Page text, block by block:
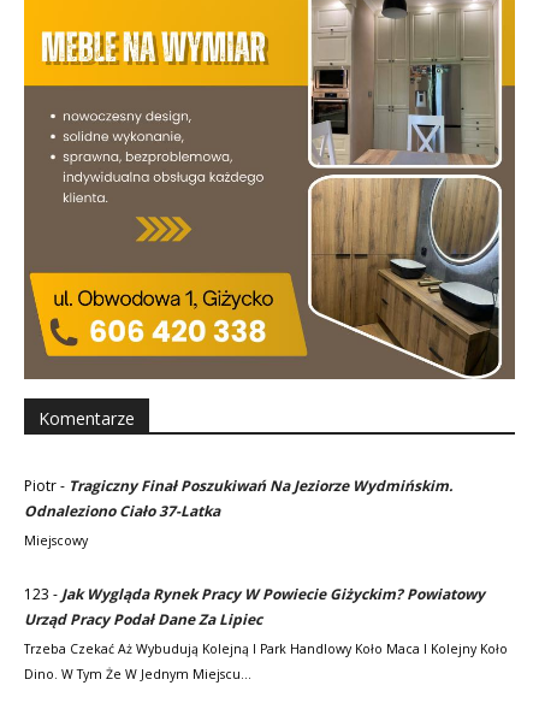
Komentarze
Piotr- Tragiczny Finał Poszukiwań Na Jeziorze Wydmińskim.
Odnaleziono Ciało 37-Latka
Miejscowy
123 - Jak Wygląda Rynek Pracy W Powiecie Giżyckim? Powiatowy
Urząd Pracy Podał Dane Za Lipiec
Trzeba Czekać Aż Wybudują Kolejną I Park Handlowy Koło Maca I Kolejny Koło
Dino. W Tym Że W Jednym Miejscu…